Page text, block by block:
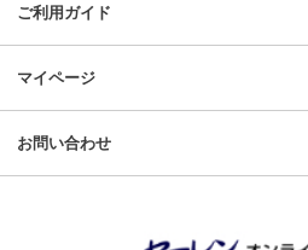
ご利用ガイド
マイページ
お問い合わせ